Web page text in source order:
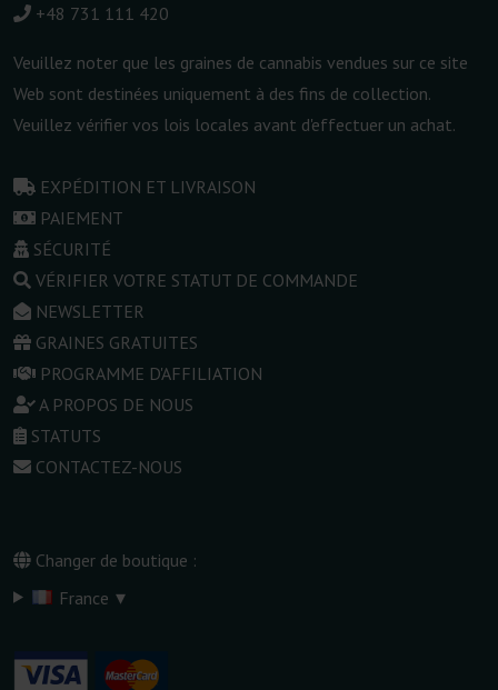
+48 731 111 420
Veuillez noter que les graines de cannabis vendues sur ce site
Web sont destinées uniquement à des fins de collection.
Veuillez vérifier vos lois locales avant d'effectuer un achat.
EXPÉDITION ET LIVRAISON
PAIEMENT
SÉCURITÉ
VÉRIFIER VOTRE STATUT DE COMMANDE
NEWSLETTER
GRAINES GRATUITES
PROGRAMME D'AFFILIATION
A PROPOS DE NOUS
STATUTS
CONTACTEZ-NOUS
Changer de boutique :
France ▾